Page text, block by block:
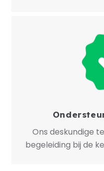
Ons deskundige
begeleiding bij de